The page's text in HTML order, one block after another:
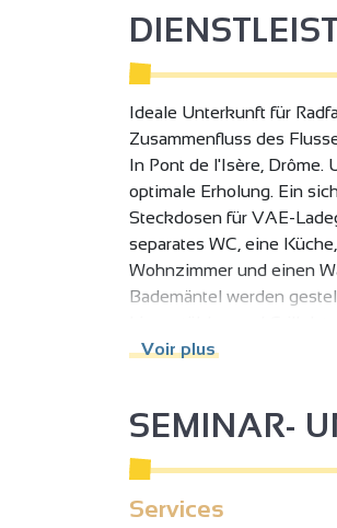
Ideale Unterkunft für
Zusammenfluss des
In Pont de l'Isère, Drôme.
optimale Erholung. Ein
Steckdosen für VAE-
separates WC, eine
Wohnzimmer und einen
Bademäntel werden
entfernt. Fahrradgeschäft
Voir plus
SEMINAR-
Services
2
3
6
2